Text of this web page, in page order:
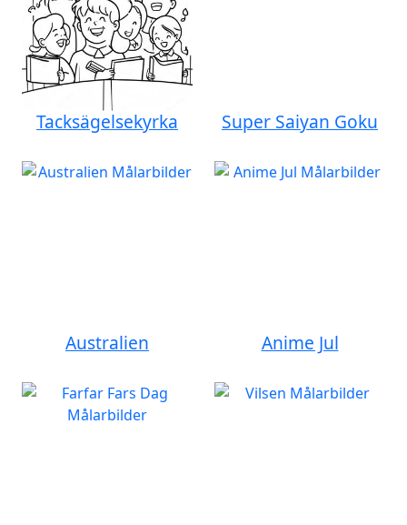
Tacksägelsekyrka Super Saiyan Goku
Australien Anime Jul